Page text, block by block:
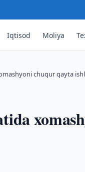
Iqtisod Moliya
chuqur qayta